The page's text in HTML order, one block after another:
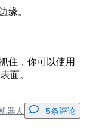
。
住，你可以使用
面。
器人 5条评论